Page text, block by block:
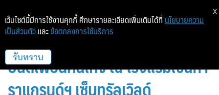
กลุ่มเพื่อนหลักสูตร วปอ.SML ร่วม
ยินดีเพื่อนคนเก่ง ณ โรงแรมเซ็นทา
ราแกรนด์ฯ เซ็นทรัลเวิลด์
เว็บไซต์นี้มีการใช้งานคุกกี้ ศึกษารายละเอียดเพิ่มเติมได้ที่ นโยบายความ
เป็นส่วนตัว และ ข้อตกลงการใช้บริการ
รับทราบ
X